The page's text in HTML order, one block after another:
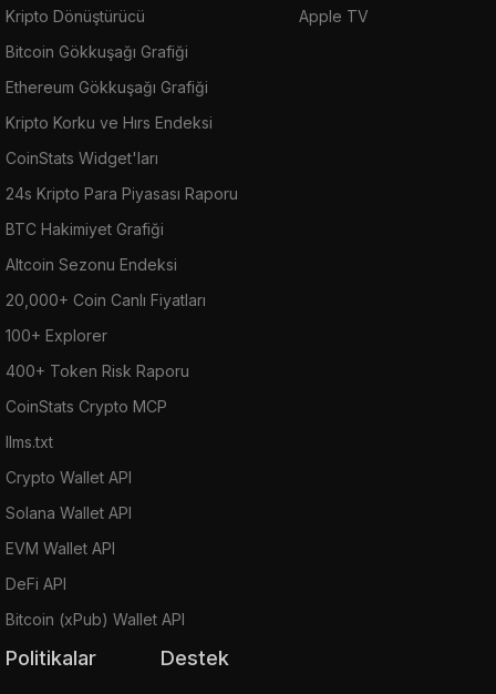
Kripto Dönüştürücü
Bitcoin Gökkuşağı Grafiği
Ethereum Gökkuşağı Grafiği
Kripto Korku ve Hırs Endeksi
CoinStats Widget'ları
24s Kripto Para Piyasası Raporu
BTC Hakimiyet Grafiği
Altcoin Sezonu Endeksi
20,000+ Coin Canlı Fiyatları
100+ Explorer
400+ Token Risk Raporu
CoinStats Crypto MCP
llms.txt
Crypto Wallet API
Solana Wallet API
EVM Wallet API
DeFi API
Bitcoin (xPub) Wallet API
Apple TV
Politikalar Destek